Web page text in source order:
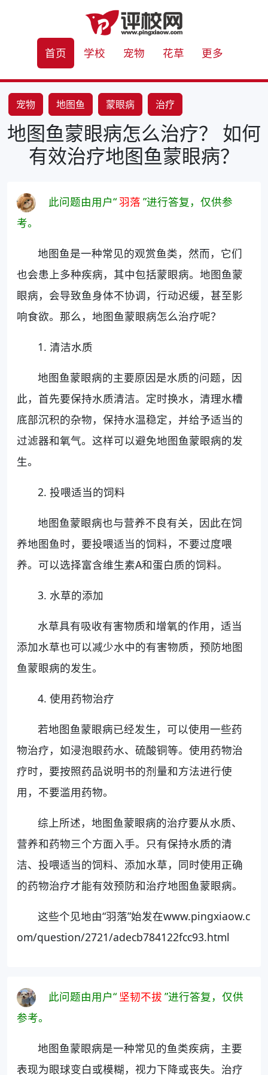
首页 学校 宠物 花草 更多
宠物 地图鱼 蒙眼病 治疗
地图鱼蒙眼病怎么治疗？ 如何
有效治疗地图鱼蒙眼病？
此问题由用户“羽落 ”进行答复，仅供参
考。
地图鱼是一种常见的观赏鱼类，然而，它们
也会患上多种疾病，其中包括蒙眼病。地图鱼蒙
眼病，会导致鱼身体不协调，行动迟缓，甚至影
响食欲。那么，地图鱼蒙眼病怎么治疗呢？
1. 清洁水质
地图鱼蒙眼病的主要原因是水质的问题，因
此，首先要保持水质清洁。定时换水，清理水槽
底部沉积的杂物，保持水温稳定，并给予适当的
过滤器和氧气。这样可以避免地图鱼蒙眼病的发
生。
2. 投喂适当的饲料
地图鱼蒙眼病也与营养不良有关，因此在饲
养地图鱼时，要投喂适当的饲料，不要过度喂
养。可以选择富含维生素A和蛋白质的饲料。
3. 水草的添加
水草具有吸收有害物质和增氧的作用，适当
添加水草也可以减少水中的有害物质，预防地图
鱼蒙眼病的发生。
4. 使用药物治疗
若地图鱼蒙眼病已经发生，可以使用一些药
物治疗，如浸泡眼药水、硫酸铜等。使用药物治
疗时，要按照药品说明书的剂量和方法进行使
用，不要滥用药物。
综上所述，地图鱼蒙眼病的治疗要从水质、
营养和药物三个方面入手。只有保持水质的清
洁、投喂适当的饲料、添加水草，同时使用正确
的药物治疗才能有效预防和治疗地图鱼蒙眼病。
这些个见地由“羽落”始发在www.pingxiaow.c
om/question/2721/adecb784122fcc93.html
此问题由用户“ 坚韧不拔 ”进行答复，仅供
参考。
地图鱼蒙眼病是一种常见的鱼类疾病，主要
表现为眼球变白或模糊，视力下降或丧失。治疗